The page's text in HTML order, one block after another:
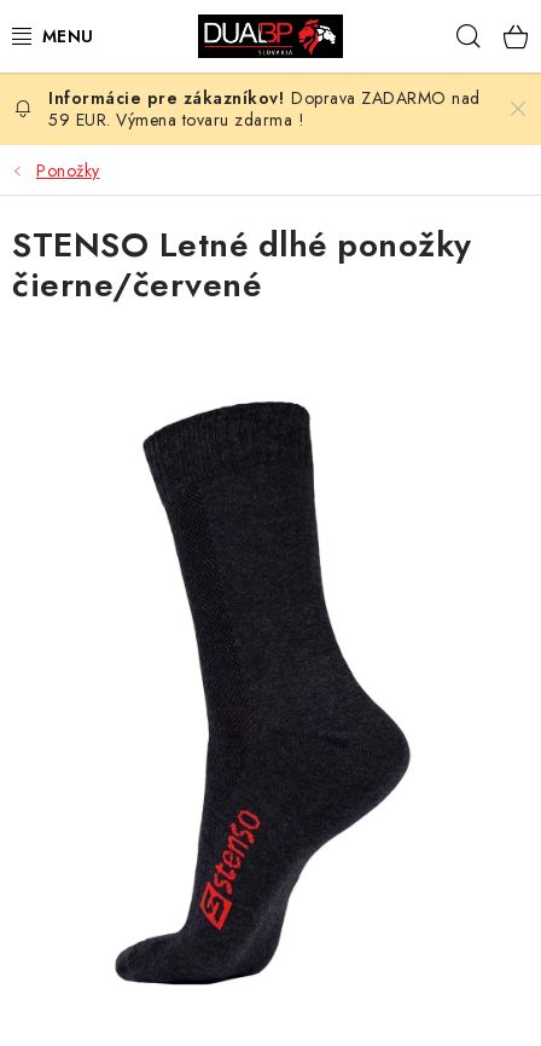
na
NOVÉ
PRACOVNÉ ODEVY
OBUV
HOTEL A SLUŽBY
OCHRANNÉ POMÔCKY
Chránená dielňa
Pre firmy
Doprava, platba a zľavy
Potlač lôg
Formulár na výmenu tovaru
Kto sme
Reklamačný poriadok
Formulár na vrátenie tovaru /odstúpenie od zmluvy
Zásady ochrany osobných údajov
Pravidlá a nastavenia cookies
Moja objednávka
Doprava ZADARMO nad
59 EUR. Výmena tovaru zdarma !
Ponožky
STENSO Letné dlhé ponožky
čierne/červené